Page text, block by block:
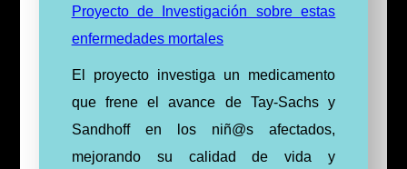
Proyecto de Investigación sobre estas
enfermedades mortales
El proyecto investiga un medicamento
que frene el avance de Tay-Sachs y
Sandhoff en los niñ@s afectados,
mejorando su calidad de vida y